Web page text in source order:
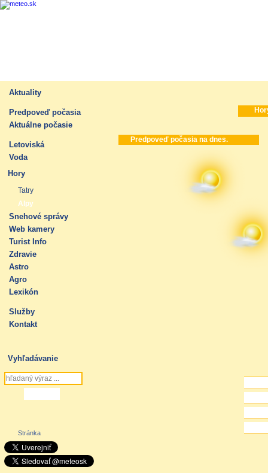
Aktuality
Predpoveď počasia
Aktuálne počasie
Letoviská
Voda
Hory
Tatry
Alpy
Snehové správy
Web kamery
Turist Info
Zdravie
Astro
Agro
Lexikón
Služby
Kontakt
Vyhľadávanie
Stránka
Predpoveď počasia na dnes.